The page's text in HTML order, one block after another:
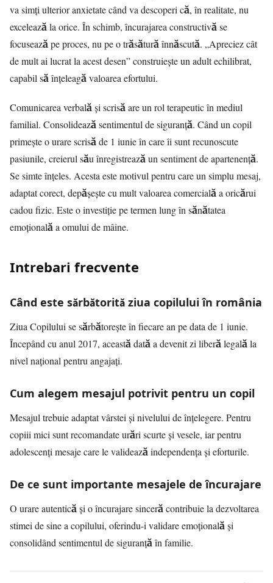
va simți ulterior anxietate când va descoperi că, în realitate, nu
excelează la orice. În schimb, încurajarea constructivă se
focusează pe proces, nu pe o trăsătură înnăscută. „Apreciez cât
de mult ai lucrat la acest desen” construiește un adult echilibrat,
capabil să înțeleagă valoarea efortului.
Comunicarea verbală și scrisă are un rol terapeutic în mediul
familial. Consolidează sentimentul de siguranță. Când un copil
primește o urare scrisă de 1 iunie în care îi sunt recunoscute
pasiunile, creierul său înregistrează un sentiment de apartenență.
Se simte înțeles. Acesta este motivul pentru care un simplu mesaj,
adaptat corect, depășește cu mult valoarea comercială a oricărui
cadou fizic. Este o investiție pe termen lung în sănătatea
emoțională a omului de mâine.
Intrebari frecvente
Când este sărbătorită ziua copilului în românia
Ziua Copilului se sărbătorește în fiecare an pe data de 1 iunie.
Începând cu anul 2017, această dată a devenit zi liberă legală la
nivel național pentru angajați.
Cum alegem mesajul potrivit pentru un copil
Mesajul trebuie adaptat vârstei și nivelului de înțelegere. Pentru
copiii mici sunt recomandate urări scurte și vesele, iar pentru
adolescenți mesaje care le validează independența și eforturile.
De ce sunt importante mesajele de încurajare
O urare autentică și o încurajare sinceră contribuie la dezvoltarea
stimei de sine a copilului, oferindu-i validare emoțională și
consolidând sentimentul de siguranță în familie.